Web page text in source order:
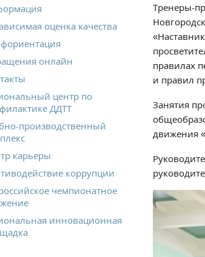
оценка качества
онлайн
центр по
ДДТТ
производственный
карьеры
коррупции
чемпионатное
инновационная
Тренеры-
правилах
и правил
Занятия
движения